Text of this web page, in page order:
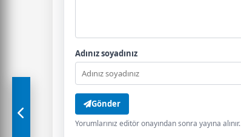
Adınız soyadınız
Gönder
Yorumlarınız editör onayından sonra yayına alınır.